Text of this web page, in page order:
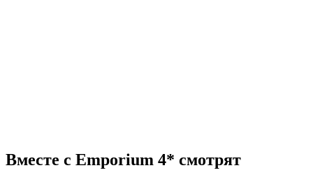
Вместе с Emporium 4* смотрят